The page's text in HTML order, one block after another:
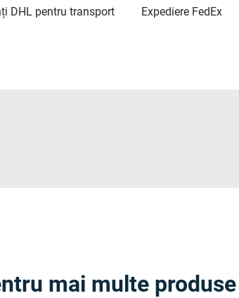
DHL pentru transport
Expediere FedEx
mai multe produse